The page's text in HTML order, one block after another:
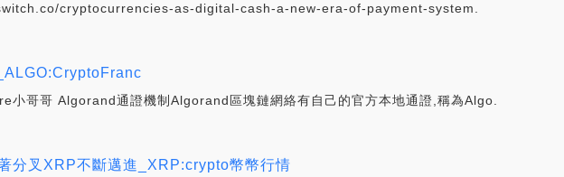
cryptocurrencies-as-digital-cash-a-new-era-of-payment-system.
哥哥 Algorand通證機制Algorand區塊鏈網絡有自己的官方本地通證,稱為Algo.
分叉XRP不斷邁進_XRP:crypto幣幣行情